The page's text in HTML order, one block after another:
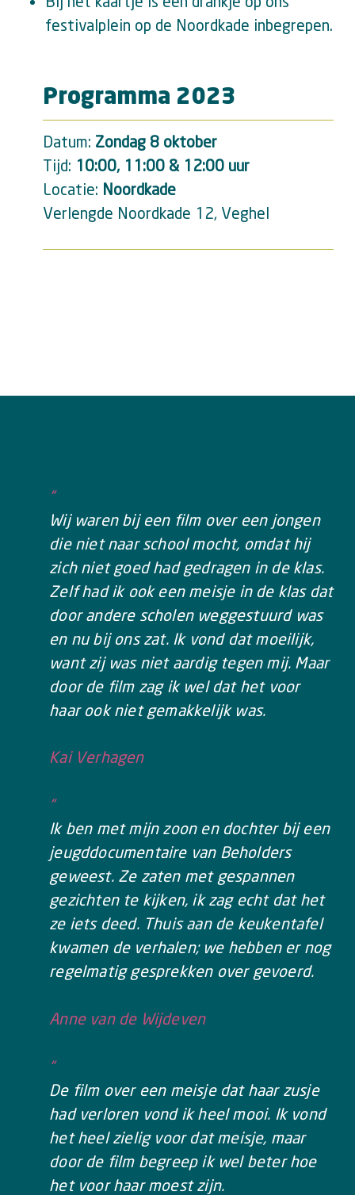
festivalplein op de Noordkade inbegrepen.
Programma 2023
Datum: Zondag 8 oktober
Tijd: 10:00, 11:00 & 12:00 uur
Locatie: Noordkade
Verlengde Noordkade 12, Veghel
“
Wij waren bij een film over een jongen
die niet naar school mocht, omdat hij
zich niet goed had gedragen in de klas.
Zelf had ik ook een meisje in de klas dat
door andere scholen weggestuurd was
en nu bij ons zat. Ik vond dat moeilijk,
want zij was niet aardig tegen mij. Maar
door de film zag ik wel dat het voor
haar ook niet gemakkelijk was.
Kai Verhagen
“
Ik ben met mijn zoon en dochter bij een
jeugddocumentaire van Beholders
geweest. Ze zaten met gespannen
gezichten te kijken, ik zag echt dat het
ze iets deed. Thuis aan de keukentafel
kwamen de verhalen; we hebben er nog
regelmatig gesprekken over gevoerd.
Anne van de Wijdeven
“
De film over een meisje dat haar zusje
had verloren vond ik heel mooi. Ik vond
het heel zielig voor dat meisje, maar
door de film begreep ik wel beter hoe
het voor haar moest zijn.